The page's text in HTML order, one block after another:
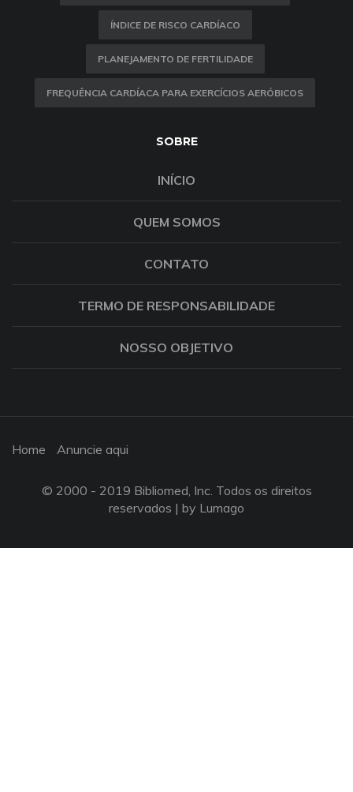
ÍNDICE DE RISCO CARDÍACO
PLANEJAMENTO DE FERTILIDADE
FREQUÊNCIA CARDÍACA PARA EXERCÍCIOS AERÓBICOS
SOBRE
INÍCIO
QUEM SOMOS
CONTATO
TERMO DE RESPONSABILIDADE
NOSSO OBJETIVO
Home Anuncie aqui
© 2000 - 2019 Bibliomed, Inc. Todos os direitos
reservados | by Lumago